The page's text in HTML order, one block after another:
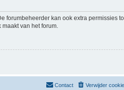
forumbeheerder kan ook extra permissies
van het forum.
Verwijder
Contact